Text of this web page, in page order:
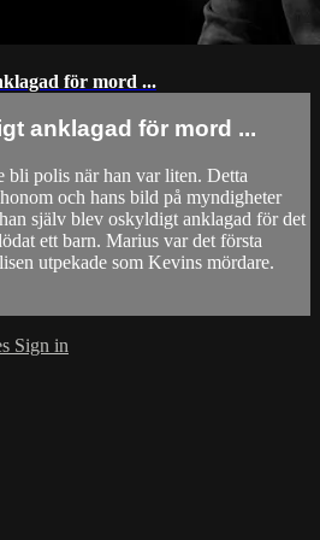
för mord ...
anklagad för mord ...
bli polis när han var liten. Detta
och hans bild på myndigheter
själv blev oskyldigt anklagad för det
ett barn. Marius var det första
utpekade som Kevins mördare.
Sign in